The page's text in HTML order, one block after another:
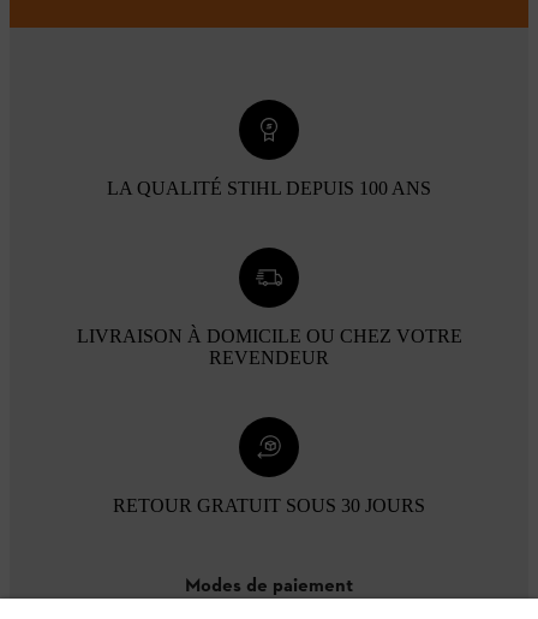
LA QUALITÉ STIHL DEPUIS 100 ANS
LIVRAISON À DOMICILE OU CHEZ VOTRE
REVENDEUR
RETOUR GRATUIT SOUS 30 JOURS
Modes de paiement